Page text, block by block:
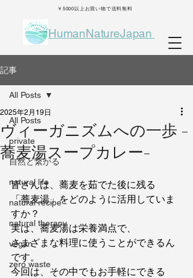
HumanNatureJapan
￥5000以上お買い物で送料無料
記事
All Posts
private
自然と繋がる
natural life
natural recipe
natural therapy
vegan
zero waste
All Posts
ヴィーガニズムへの一歩 -
蕎麦湯スープカレー-
2025年2月19日
皆さんは、蕎麦を茹でた後に残る
「蕎麦湯」をどのように活用していま
すか？
実は、蕎麦湯は栄養満点で、
さまざまな料理に使うことができるん
です。
今回は、その中でもお手軽にできる